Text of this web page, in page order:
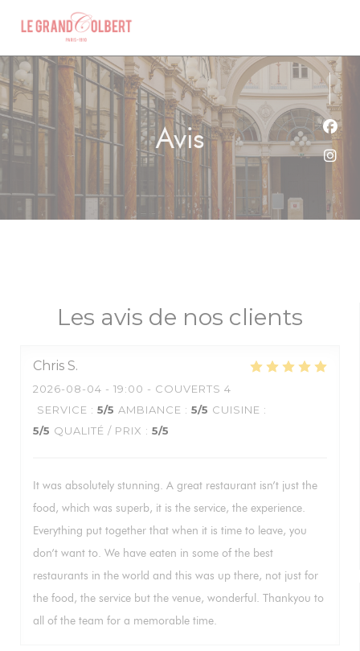
Personnalisation de vos choix en matière de cookies
Avis
Les avis de nos clients
Chris S
2026-08-04 - 19:00 - COUVERTS 4
SERVICE : 5/5 AMBIANCE : 5/5 CUISINE :
5/5 QUALITÉ / PRIX : 5/5
It was absolutely stunning. A great restaurant isn’t just the
food, which was superb, it is the service, the experience.
Everything put together that when it is time to leave, you
don’t want to. We have eaten in some of the best
restaurants in the world and this was up there, not just for
the food, the service but the venue, wonderful. Thankyou to
all of the team for a memorable time.